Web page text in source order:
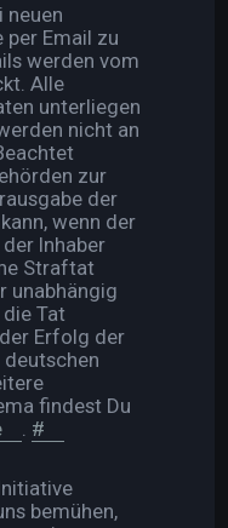
neuen
Email zu
werden vom
Alle
unterliegen
nicht an
zur
der
wenn der
Inhaber
Straftat
unabhängig
Tat
Erfolg der
findest Du
#
bemühen,